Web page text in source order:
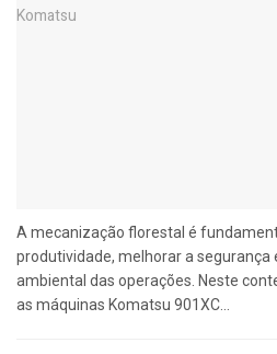
A mecanização florestal é
produtividade, melhorar a segurança
ambiental das operações. Neste
as máquinas Komatsu 901XC...